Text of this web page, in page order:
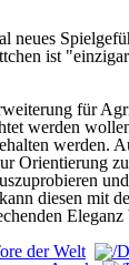
neues
ist
für
werden
werden.
Orientierung
diesen mit